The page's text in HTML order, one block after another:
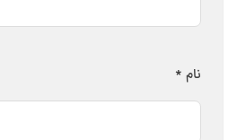
نام *